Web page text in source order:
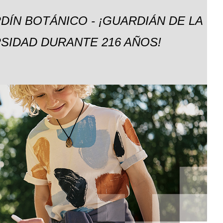
BOTÁNICO - ¡GUARDIÁN DE LA
DURANTE 216 AÑOS!